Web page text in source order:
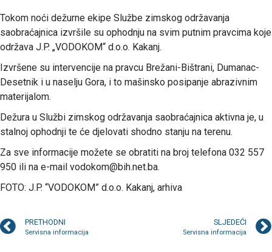
Tokom noći dežurne ekipe Službe zimskog održavanja
saobraćajnica izvršile su ophodnju na svim putnim pravcima koje
održava J.P. „VODOKOM“ d.o.o. Kakanj.
Izvršene su intervencije na pravcu Brežani-Bištrani, Dumanac-
Desetnik i u naselju Gora, i to mašinsko posipanje abrazivnim
materijalom.
Dežura u Službi zimskog održavanja saobraćajnica aktivna je, u
stalnoj ophodnji te će djelovati shodno stanju na terenu.
Za sve informacije možete se obratiti na broj telefona 032 557
950 ili na e-mail vodokom@bih.net.ba.
FOTO: J.P. “VODOKOM” d.o.o. Kakanj, arhiva
PRETHODNI
Servisna informacija
SLJEDEĆI
Servisna informacija